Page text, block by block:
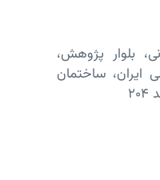
بلوار پژوهش،
ایران، ساختمان